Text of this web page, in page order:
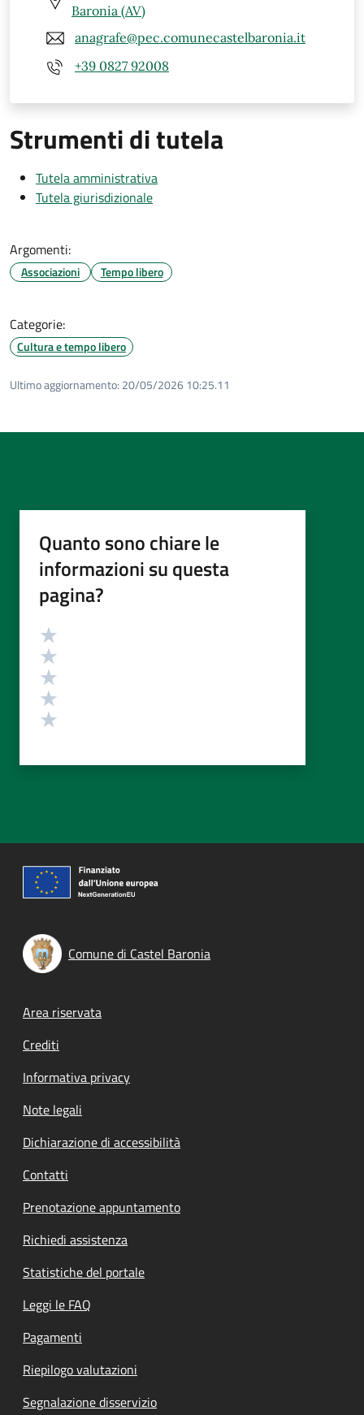
Baronia (AV)
anagrafe@pec.comunecastelbaronia.it
+39 0827 92008
Strumenti di tutela
Tutela amministrativa
Tutela giurisdizionale
Argomenti:
Associazioni Tempo libero
Categorie:
Cultura e tempo libero
Ultimo aggiornamento: 20/05/2026 10:25.11
Quanto sono chiare le
informazioni su questa
pagina?
Valutazione
Comune di Castel Baronia
Footer menu
Area riservata
Crediti
Informativa privacy
Note legali
Dichiarazione di accessibilità
Contatti
Prenotazione appuntamento
Richiedi assistenza
Statistiche del portale
Leggi le FAQ
Pagamenti
Riepilogo valutazioni
Segnalazione disservizio